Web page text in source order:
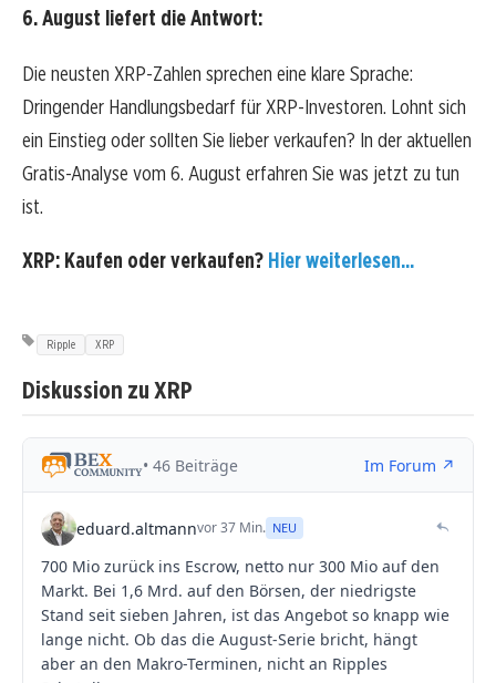
6. August liefert die Antwort:
Die neusten XRP-Zahlen sprechen eine klare Sprache:
Dringender Handlungsbedarf für XRP-Investoren. Lohnt sich
ein Einstieg oder sollten Sie lieber verkaufen? In der aktuellen
Gratis-Analyse vom 6. August erfahren Sie was jetzt zu tun
ist.
XRP: Kaufen oder verkaufen? Hier weiterlesen...
Ripple XRP
Diskussion zu XRP